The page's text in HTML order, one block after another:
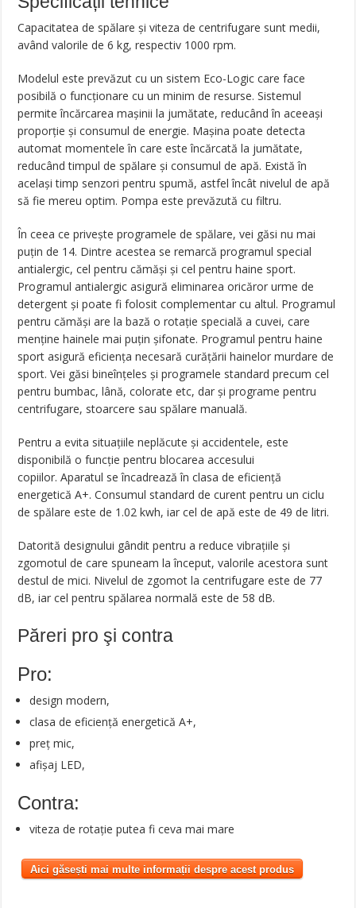
Capacitatea de spălare și viteza de centrifugare sunt medii,
având valorile de 6 kg, respectiv 1000 rpm.
Modelul este prevăzut cu un sistem Eco-Logic care face
posibilă o funcționare cu un minim de resurse. Sistemul
permite încărcarea mașinii la jumătate, reducând în aceeași
proporție și consumul de energie. Mașina poate detecta
automat momentele în care este încărcată la jumătate,
reducând timpul de spălare și consumul de apă. Există în
același timp senzori pentru spumă, astfel încât nivelul de apă
să fie mereu optim. Pompa este prevăzută cu filtru.
În ceea ce privește programele de spălare, vei găsi nu mai
puțin de 14. Dintre acestea se remarcă programul special
antialergic, cel pentru cămăși și cel pentru haine sport.
Programul antialergic asigură eliminarea oricăror urme de
detergent și poate fi folosit complementar cu altul. Programul
pentru cămăși are la bază o rotație specială a cuvei, care
menține hainele mai puțin șifonate. Programul pentru haine
sport asigură eficiența necesară curățării hainelor murdare de
sport. Vei găsi bineînțeles și programele standard precum cel
pentru bumbac, lână, colorate etc, dar și programe pentru
centrifugare, stoarcere sau spălare manuală.
Pentru a evita situațiile neplăcute și accidentele, este
disponibilă o funcție pentru blocarea accesului
copiilor. Aparatul se încadrează în clasa de eficiență
energetică A+. Consumul standard de curent pentru un ciclu
de spălare este de 1.02 kwh, iar cel de apă este de 49 de litri.
Datorită designului gândit pentru a reduce vibrațiile și
zgomotul de care spuneam la început, valorile acestora sunt
destul de mici. Nivelul de zgomot la centrifugare este de 77
dB, iar cel pentru spălarea normală este de 58 dB.
Păreri pro şi contra
Pro:
design modern,
clasa de eficiență energetică A+,
preț mic,
afișaj LED,
Contra:
viteza de rotație putea fi ceva mai mare
Aici găsești mai multe informații despre acest produs